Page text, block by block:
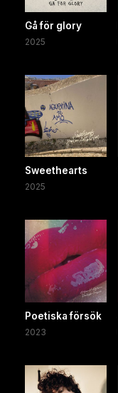
Gå för glory
2025
Sweethearts
2025
Poetiska försök
2023